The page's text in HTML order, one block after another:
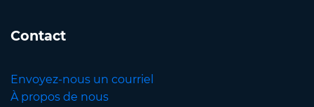
Contact
Envoyez-nous un courriel
À propos de nous